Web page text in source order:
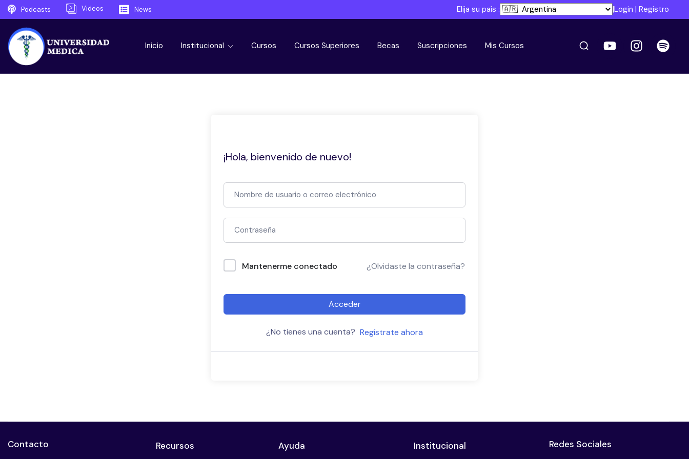
Podcasts Videos News Elija su país : |Login | Registro
Inicio Institucional Cursos Cursos Superiores Becas Suscripciones Mis Cursos
¡Hola, bienvenido de nuevo!
Mantenerme conectado ¿Olvidaste la contraseña?
Acceder
¿No tienes una cuenta? Regístrate ahora
Contacto Recursos Ayuda Institucional Redes Sociales